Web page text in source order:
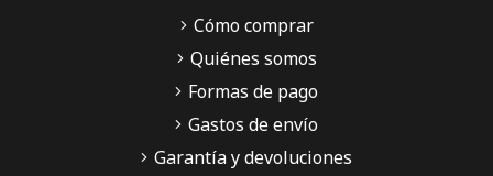
Cómo comprar
Quiénes somos
Formas de pago
Gastos de envío
Garantía y devoluciones